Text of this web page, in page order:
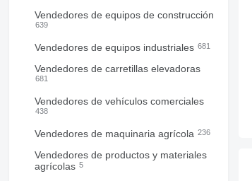
Vendedores de equipos de construcción
639
Vendedores de equipos industriales 681
Vendedores de carretillas elevadoras
681
Vendedores de vehículos comerciales
438
Vendedores de maquinaria agrícola 236
Vendedores de productos y materiales
agrícolas 5